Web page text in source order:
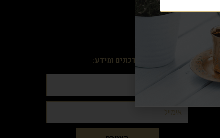
הרשמה וקבלה עדכונים ומידע: